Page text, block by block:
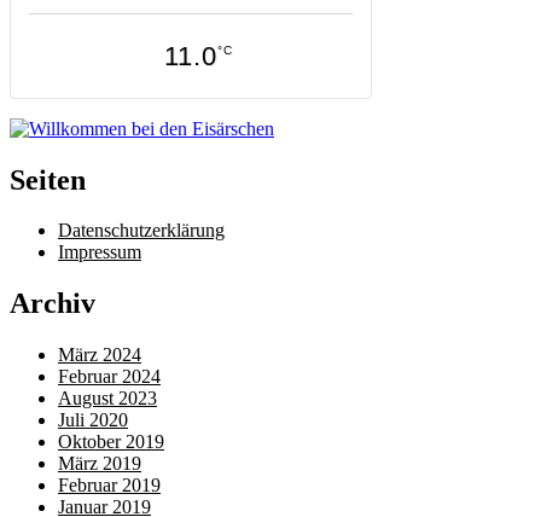
11.0°C
Seiten
Datenschutzerklärung
Impressum
Archiv
März 2024
Februar 2024
August 2023
Juli 2020
Oktober 2019
März 2019
Februar 2019
Januar 2019